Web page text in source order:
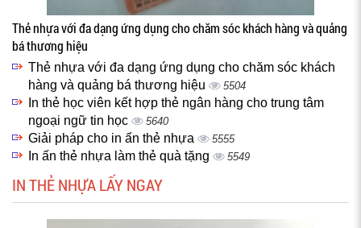
Thẻ nhựa với đa dạng ứng dụng cho chăm sóc khách hàng và quảng
bá thương hiệu
Thẻ nhựa với đa dạng ứng dụng cho chăm sóc khách
hàng và quảng bá thương hiệu
5504
In thẻ học viên kết hợp thẻ ngân hàng cho trung tâm
ngoại ngữ tin học
5640
Giải pháp cho in ấn thẻ nhựa 5555
In ấn thẻ nhựa làm thẻ quà tặng 5549
IN THẺ NHỰA LẤY NGAY